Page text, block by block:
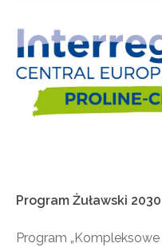
Program Żuławski 2030
Program